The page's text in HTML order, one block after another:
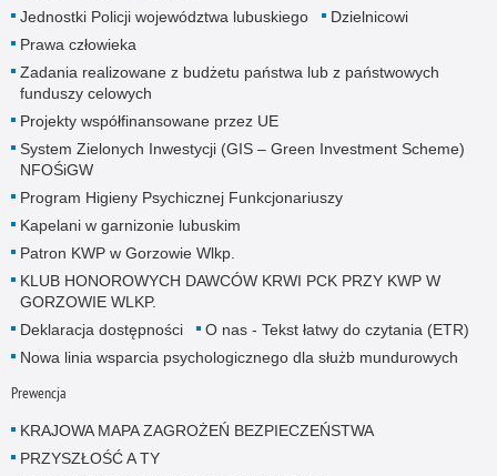
Jednostki Policji województwa lubuskiego
Dzielnicowi
Prawa człowieka
Zadania realizowane z budżetu państwa lub z państwowych
funduszy celowych
Projekty współfinansowane przez UE
System Zielonych Inwestycji (GIS – Green Investment Scheme)
NFOŚiGW
Program Higieny Psychicznej Funkcjonariuszy
Kapelani w garnizonie lubuskim
Patron KWP w Gorzowie Wlkp.
KLUB HONOROWYCH DAWCÓW KRWI PCK PRZY KWP W
GORZOWIE WLKP.
Deklaracja dostępności
O nas - Tekst łatwy do czytania (ETR)
Nowa linia wsparcia psychologicznego dla służb mundurowych
Prewencja
KRAJOWA MAPA ZAGROŻEŃ BEZPIECZEŃSTWA
PRZYSZŁOŚĆ A TY